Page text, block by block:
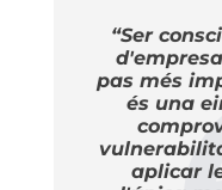
“Ser
pas més
és una
aplicar